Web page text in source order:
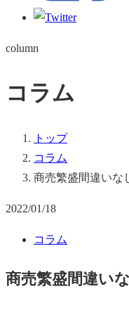
column
コラム
トップ
コラム
商売繁盛間違いな
2022/01/18
コラム
商売繁盛間違い